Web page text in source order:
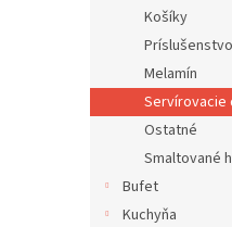
Košíky
Melamín
Servírovacie
Ostatné
Smaltované
Bufet
Kuchyňa